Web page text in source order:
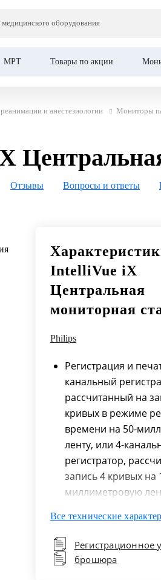
оборудования
МРТ Товары по акции
и анестезиологии Мониторы
мониторная
Отзывы Вопросы и ответы
IntelliVue iX
Центральная
мониторная
Philips
Регистрация и
канальный
рассчитанный на
кривых в режиме
времени на 50-
ленту, или 4-
регистратор,
запись 4 кривых на
миллиметровую
Отображение
4 до 32 пациентов
Возможность
Все технические
Регистрационное
брошюра